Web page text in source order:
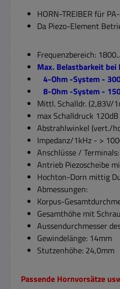
HORN-TREIBER für
Da Piezo-Element
Frequenzbereich:
Max. Belastbarkeit bei
4-Ohm -System -
8-Ohm -System -
Mittl. Schalldr. (2,83V/
max Schalldruck 120dB
Abstrahlwinkel (vert./
Impedanz/1kHz - >
Anschlüsse /
Antrieb Piezoscheibe
Hochton-Dorn mittig
Abmessungen:
Korpus-
Gesamthöhe mit
Aussendurchmesser
Gewindelänge: 14mm
Stutzenhöhe: 24,0mm
Passende Hornvorsätze